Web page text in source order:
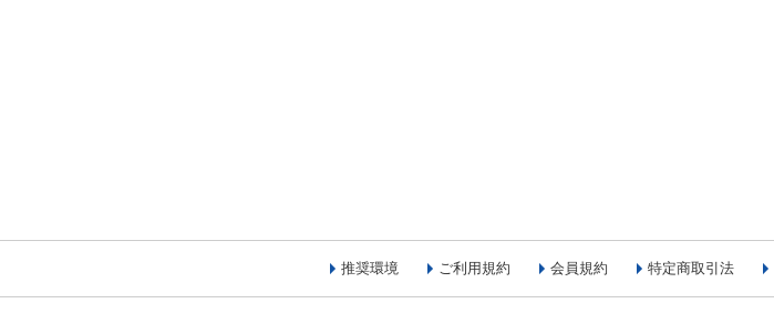
推奨環境 ご利用規約 会員規約 特定商取引法